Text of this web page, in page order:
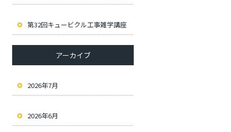
第32回キュービクル工事雑学講座
アーカイブ
2026年7月
2026年6月